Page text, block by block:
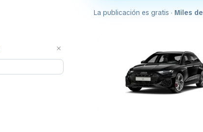
La publicación es gratis · Miles